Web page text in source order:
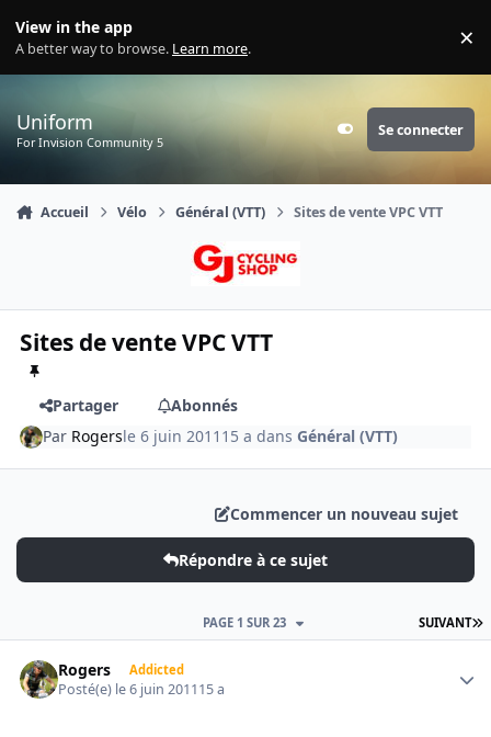
View in the app
A better way to browse. Learn more. ×
Uniform
For Invision Community 5 Customizer
Se connecter
Accueil Vélo Général (VTT) Sites de vente VPC VTT
Sites de vente VPC VTT
Partager
Abonnés
Par Rogersle 6 juin 2011 15 a dans Général (VTT)
Commencer un nouveau sujet
Répondre à ce sujet
SUIVANT
PAGE 1 SUR 23
Rogers Addicted
Posté(e) le 6 juin 201115 a